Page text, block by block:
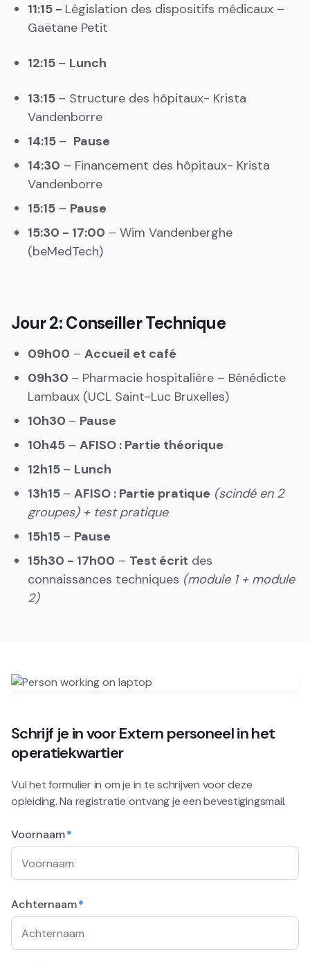
11:15 - Législation des dispositifs médicaux –
Gaëtane Petit
12:15 – Lunch
13:15 – Structure des hôpitaux- Krista
Vandenborre
14:15 – Pause
14:30 – Financement des hôpitaux- Krista
Vandenborre
15:15 – Pause
15:30 - 17:00 – Wim Vandenberghe
(beMedTech)
Jour 2: Conseiller Technique
09h00 – Accueil et café
09h30 – Pharmacie hospitalière – Bénédicte
Lambaux (UCL Saint-Luc Bruxelles)
10h30 – Pause
10h45 – AFISO : Partie théorique
12h15 – Lunch
13h15 – AFISO : Partie pratique (scindé en 2
groupes) + test pratique
15h15 – Pause
15h30 - 17h00 – Test écrit des
connaissances techniques (module 1 + module
2)
Schrijf je in voorExtern personeel in het
operatiekwartier
Vul het formulier in om je in te schrijven voor deze
opleiding. Na registratie ontvang je een bevestigingsmail.
Voornaam*
Achternaam*